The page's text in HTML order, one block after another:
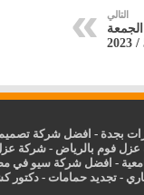
التالي
بجدة - افضل شركة تصميم
فوم بالرياض -شركة
- افضل شركة سيو في
-تجديد حمامات -دكتور